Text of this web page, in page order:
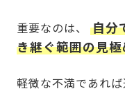
重要なのは、
自分
き継ぐ範囲の見極
軽微な不満であれ